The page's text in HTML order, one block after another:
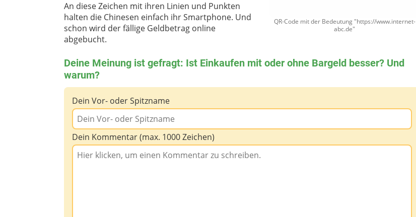
QR-Code mit der Bedeutung "https://www.internet-
abc.de"
An diese Zeichen mit ihren Linien und Punkten
halten die Chinesen einfach ihr Smartphone. Und
schon wird der fällige Geldbetrag online
abgebucht.
Deine Meinung ist gefragt: Ist Einkaufen mit oder ohne Bargeld besser? Und
warum?
Dein Vor- oder Spitzname
Dein Kommentar (max. 1000 Zeichen)